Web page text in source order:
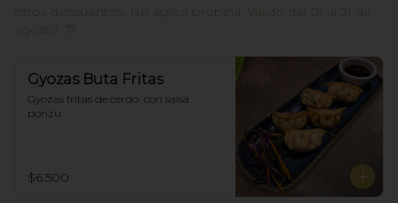
Gyozas Buta Fritas
Gyozas fritas de cerdo  con salsa
ponzu
$6.500